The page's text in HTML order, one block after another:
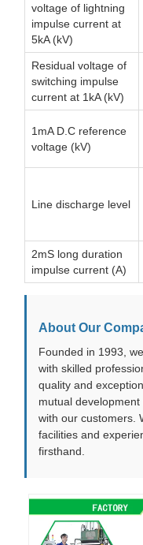
voltage of lightning
impulse current at
5kA (kV)
Residual voltage of
switching impulse
current at 1kA (kV)
1mA D.C reference
voltage (kV)
Line discharge level
2mS long duration
impulse current (A)
About Our
Founded in 1993,
with skilled
quality and
mutual
with our customers.
facilities and
firsthand.